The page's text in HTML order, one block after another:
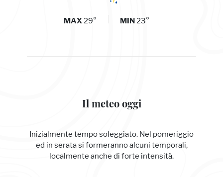
MAX29° MIN23°
Il meteo oggi
Inizialmente tempo soleggiato. Nel pomeriggio
ed in serata si formeranno alcuni temporali,
localmente anche di forte intensità.